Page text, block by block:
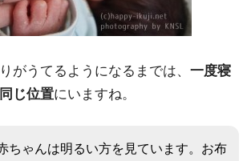
がうてるようになるまでは、 一度寝
じ位置にいますね。
ちゃんは明るい方を見ています。お布